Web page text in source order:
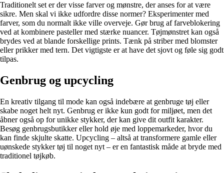
Traditionelt set er der visse farver og mønstre, der anses for at være
sikre. Men skal vi ikke udfordre disse normer? Eksperimenter med
farver, som du normalt ikke ville overveje. Gør brug af farveblokering
ved at kombinere pasteller med stærke nuancer. Tøjmønstret kan også
brydes ved at blande forskellige prints. Tænk på striber med blomster
eller prikker med tern. Det vigtigste er at have det sjovt og føle sig godt
tilpas.
Genbrug og upcycling
En kreativ tilgang til mode kan også indebære at genbruge tøj eller
skabe noget helt nyt. Genbrug er ikke kun godt for miljøet, men det
åbner også op for unikke stykker, der kan give dit outfit karakter.
Besøg genbrugsbutikker eller hold øje med loppemarkeder, hvor du
kan finde skjulte skatte. Upcycling – altså at transformere gamle eller
uønskede stykker tøj til noget nyt – er en fantastisk måde at bryde med
traditionel tøjkøb.